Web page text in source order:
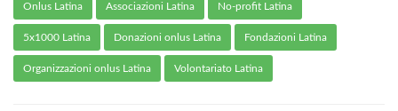
Onlus Latina Associazioni Latina No-profit Latina
5x1000 Latina Donazioni onlus Latina Fondazioni Latina
Organizzazioni onlus Latina Volontariato Latina